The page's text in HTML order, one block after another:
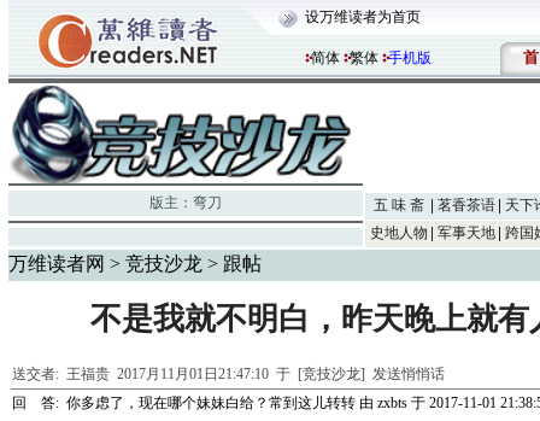
设万维读者为首页
简体 繁体 手机版 首
版主： 弯刀 五 味 斋 茗香茶语
天下
史地人物
军事天地 跨国
万维读者网 > 竞技沙龙 > 跟帖
不是我就不明白，昨天晚上就
送交者: 王福贵 2017月11月01日21:47:10 于 [竞技沙龙] 发送悄悄话
回 答: 你多虑了，现在哪个妹妹白给？常到这儿转转 由 zxbts 于 2017-11-01